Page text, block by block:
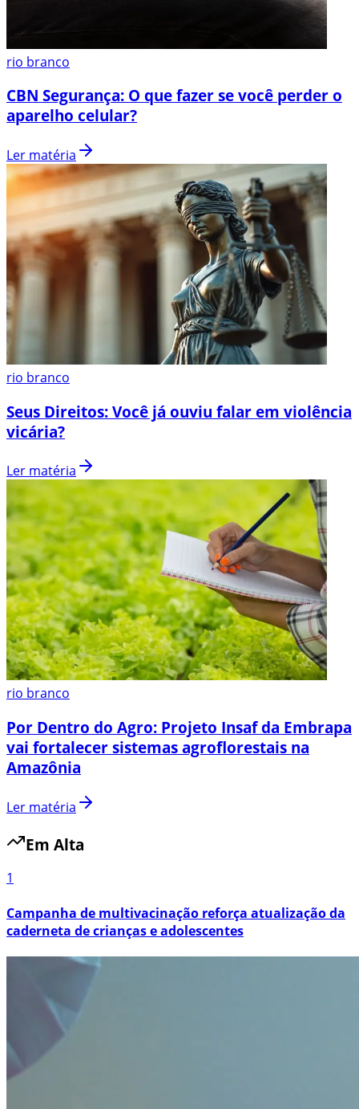
rio branco
CBN Segurança: O que fazer se você perder o
aparelho celular?
Ler matéria
rio branco
Seus Direitos: Você já ouviu falar em violência
vicária?
Ler matéria
rio branco
Por Dentro do Agro: Projeto Insaf da Embrapa
vai fortalecer sistemas agroflorestais na
Amazônia
Ler matéria
Em Alta
1
Campanha de multivacinação reforça atualização da
caderneta de crianças e adolescentes